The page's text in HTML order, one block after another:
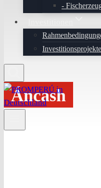
Investitionsprojekte
Áncash